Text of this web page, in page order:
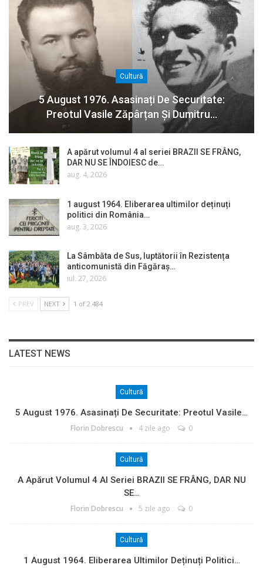
Cultură
5 August 1976. Asasinați De Securitate:
Preotul Vasile Zăpârțan Și Dumitru…
A apărut volumul 4 al seriei BRAZII SE FRÂNG,
DAR NU SE ÎNDOIESC de…
aug. 4, 2026
1 august 1964. Eliberarea ultimilor deținuți
politici din România…
aug. 3, 2026
La Sâmbăta de Sus, luptătorii în Rezistența
anticomunistă din Făgăraș…
iul. 27, 2026
PREV NEXT 1 of 2.484
LATEST NEWS
Cultură
5 August 1976. Asasinați De Securitate: Preotul Vasile…
Florin Dobrescu 4 zile ago 0
Cultură
A Apărut Volumul 4 Al Seriei BRAZII SE FRÂNG, DAR NU
SE…
Florin Dobrescu 5 zile ago 0
Cultură
1 August 1964. Eliberarea Ultimilor Deținuți Politici…